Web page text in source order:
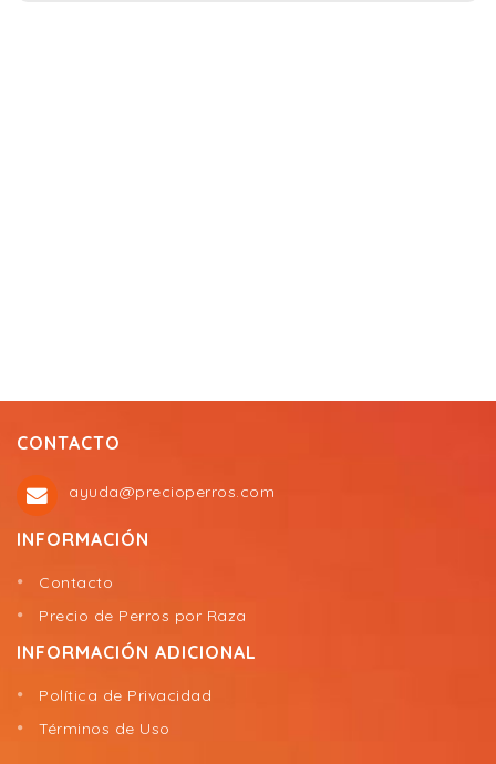
CONTACTO
ayuda@precioperros.com
INFORMACIÓN
Contacto
Precio de Perros por Raza
INFORMACIÓN ADICIONAL
Política de Privacidad
Términos de Uso